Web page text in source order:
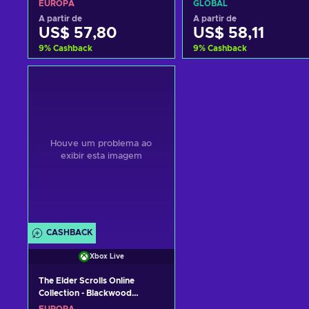
LIVE Key EUROPE
EUROPA
A partir de
US$ 57,80
9% Cashback
LIVE Key GLOBAL
GLOBAL
A partir de
US$ 58,11
9% Cashback
CASHBACK
Xbox Live
The Elder Scrolls Online
Collection - Blackwood
Collector’s Edition XBOX LIVE